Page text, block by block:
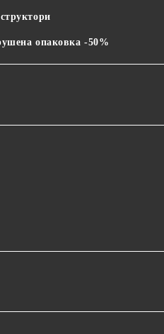
опаковка -50%